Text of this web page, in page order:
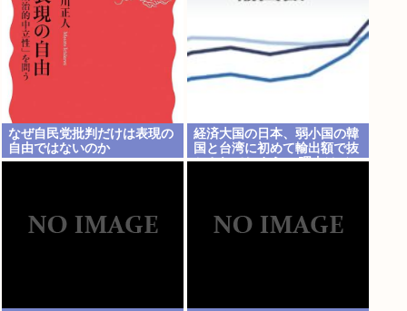
なぜ自民党批判だけは表現の
自由ではないのか
経済大国の日本、弱小国の韓
国と台湾に初めて輸出額で抜
かされてしまう… 理由はジャ